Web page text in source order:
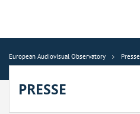
European Audiovisual Observatory Presse
PRESSE